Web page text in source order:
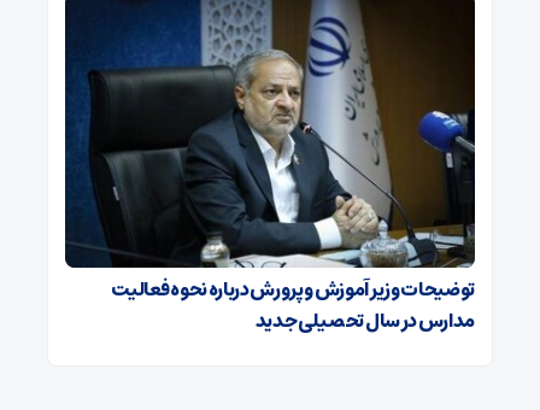
توضیحات وزیر آموزش و پرورش درباره نحوه فعالیت
مدارس در سال تحصیلی جدید